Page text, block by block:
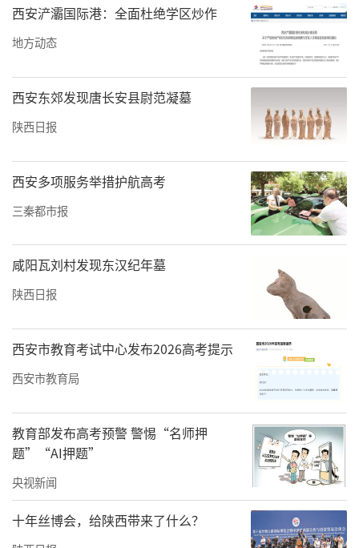
上百台机器人协同作业，白天黑夜连续工
作！”杨增福畅想道。在他看来，未来5-10年
农业机器人会玩出“新花样”，靠5G组网“抱
团干活”，凭智能脑袋“随机应变”（根据果
实成熟度、天气调整方案），借多光谱技术无
杨增福教授表示，要让中国智慧农业真正领跑
全球，还得跨过两道坎：一是让激光雷达、光
谱相机这些“眼睛”实现国产化；二是建立国
家级“果园数据库”提升AI泛化能力，让AI
更“懂”水果。
在“乡村振兴”的大舞台上，杨增福团队甘
当“先行兵”。他们相信，总有一天，这些机
器人会成为果农的“好帮手”，让“国货”技
责任编辑：白睿祺 赵森
西安浐灞国际港：全面杜绝学区炒作
地方动态
西安东郊发现唐长安县尉范凝墓
陕西日报
西安多项服务举措护航高考
三秦都市报
咸阳瓦刘村发现东汉纪年墓
陕西日报
西安市教育考试中心发布2026高考提示
西安市教育局
教育部发布高考预警 警惕“名师押
题”“AI押题”
央视新闻
十年丝博会，给陕西带来了什么？